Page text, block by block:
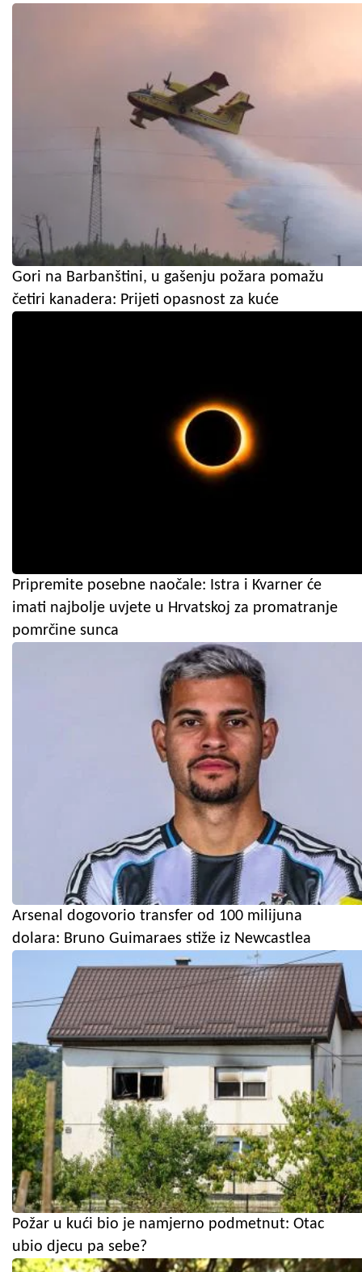
Gori na Barbanštini, u gašenju požara pomažu
četiri kanadera: Prijeti opasnost za kuće
Pripremite posebne naočale: Istra i Kvarner će
imati najbolje uvjete u Hrvatskoj za promatranje
pomrčine sunca
Arsenal dogovorio transfer od 100 milijuna
dolara: Bruno Guimaraes stiže iz Newcastlea
Požar u kući bio je namjerno podmetnut: Otac
ubio djecu pa sebe?